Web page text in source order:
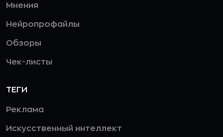
Мнения
Нейропрофайлы
Обзоры
Чек-листы
ТЕГИ
Реклама
Искусственный интеллект